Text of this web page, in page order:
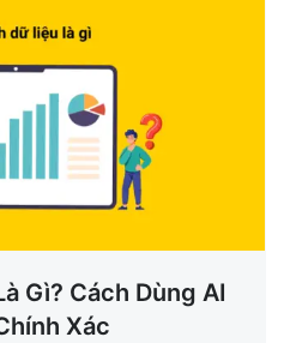
Gì? Cách Dùng AI
Xác